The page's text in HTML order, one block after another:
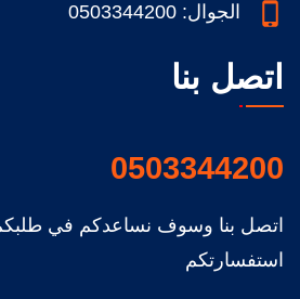
الجوال: 0503344200
اتصل بنا
0503344200
اتصل بنا وسوف نساعدكم في
استفسارتكم